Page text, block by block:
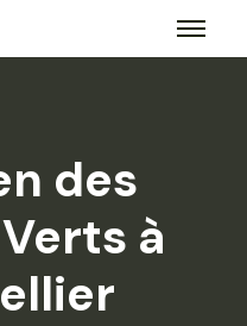
des
à